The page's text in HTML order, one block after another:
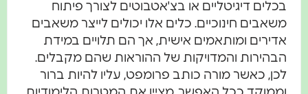
בכלים דיגיטליים או בצ'אטבוטים לצורך פיתוח
משאבים חינוכיים. כלים אלו יכולים לייצר משאבים
אדירים ומותאמים אישית, אך הם תלויים במידת
הבהירות והמדויקות של ההוראות שהם מקבלים.
לכן, כאשר מורה כותב פרומפט, עליו להיות ברור